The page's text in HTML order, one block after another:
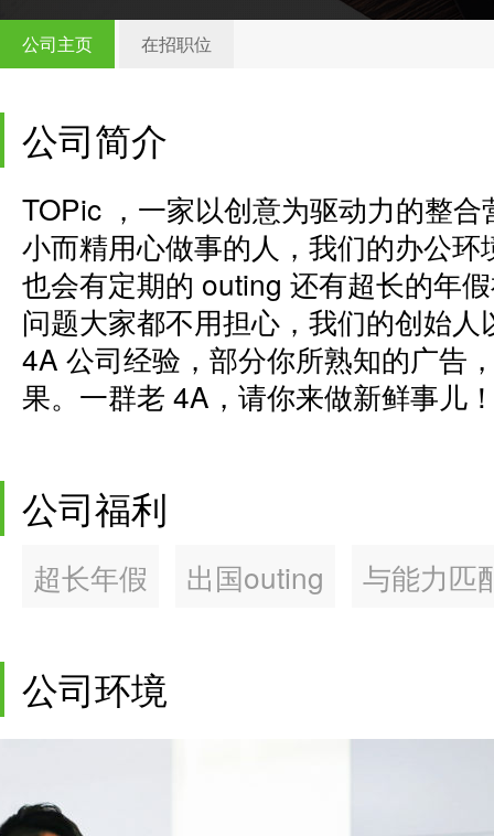
公司主页 在招职位
公司简介
TOPic ，一家以创意为驱动力的整
小而精用心做事的人，我们的办公
也会有定期的 outing 还有超长的年
问题大家都不用担心，我们的创始
4A 公司经验，部分你所熟知的广告
果。一群老 4A，请你来做新鲜事儿
公司福利
超长年假 出国outing 与能力匹
公司环境